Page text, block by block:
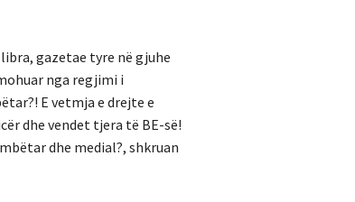
gazetae tyre në gjuhe
nga regjimi i
E vetmja e drejte e
dhe vendet tjera të BE-së!
dhe medial?, shkruan